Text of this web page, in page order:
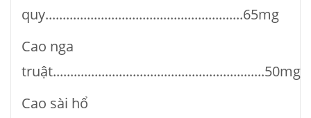
quy.........................................................65mg
Cao nga
truật.............................................................50mg
Cao sài hổ